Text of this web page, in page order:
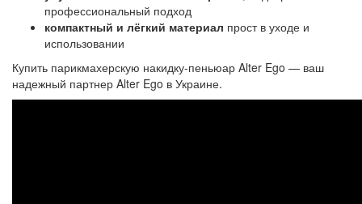
профессиональный подход
компактный и лёгкий материал прост в уходе и
использовании
Купить парикмахерскую накидку-пеньюар Alter Ego — ваш
надежный партнер Alter Ego в Украине.